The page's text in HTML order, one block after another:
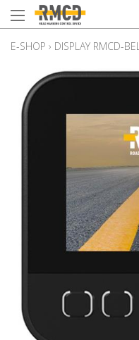
E-SHOP › DISPLAY RMCD-